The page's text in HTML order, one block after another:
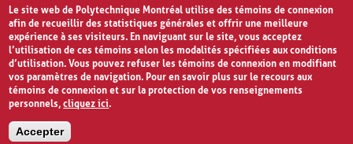
Le site web de Polytechnique Montréal utilise des témoins de connexion
afin de recueillir des statistiques générales et offrir une meilleure
expérience à ses visiteurs. En naviguant sur le site, vous acceptez
l’utilisation de ces témoins selon les modalités spécifiées aux conditions
d’utilisation. Vous pouvez refuser les témoins de connexion en modifiant
vos paramètres de navigation. Pour en savoir plus sur le recours aux
témoins de connexion et sur la protection de vos renseignements
personnels,cliquez ici.
Accepter